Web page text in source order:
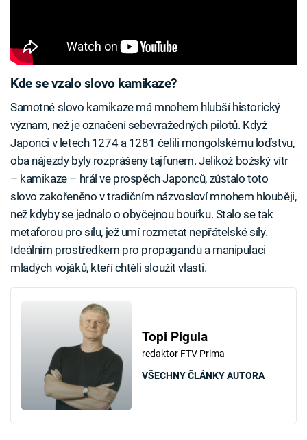
Kde se vzalo slovo kamikaze?
Samotné slovo kamikaze má mnohem hlubší historický
význam, než je označení sebevražedných pilotů. Když
Japonci v letech 1274 a 1281 čelili mongolskému loďstvu,
oba nájezdy byly rozprášeny tajfunem. Jelikož božský vítr
– kamikaze – hrál ve prospěch Japonců, zůstalo toto
slovo zakořeněno v tradičním názvosloví mnohem hlouběji,
než kdyby se jednalo o obyčejnou bouřku. Stalo se tak
metaforou pro sílu, jež umí rozmetat nepřátelské síly.
Ideálním prostředkem pro propagandu a manipulaci
mladých vojáků, kteří chtěli sloužit vlasti.
Topi Pigula
redaktor FTV Prima
VŠECHNY ČLÁNKY AUTORA